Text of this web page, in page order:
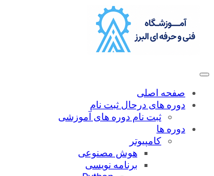
محتوا
صفحه اصلی
دوره های درحال ثبت نام
ثبت نام دوره های آموزشی
دوره ها
کامپیوتر
هوش مصنوعی
برنامه نویسی